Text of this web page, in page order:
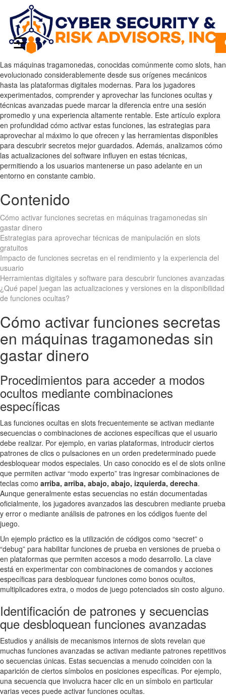
☰
Las máquinas tragamonedas, conocidas comúnmente como slots, han
evolucionado considerablemente desde sus orígenes mecánicos
hasta las plataformas digitales modernas. Para los jugadores
experimentados, comprender y aprovechar las funciones ocultas y
técnicas avanzadas puede marcar la diferencia entre una sesión
promedio y una experiencia altamente rentable. Este artículo explora
en profundidad cómo activar estas funciones, las estrategias para
aprovechar al máximo lo que ofrecen y las herramientas disponibles
para descubrir secretos mejor guardados. Además, analizamos cómo
las actualizaciones del software influyen en estas técnicas,
permitiendo a los usuarios mantenerse un paso adelante en un
entorno en constante cambio.
Contenido
Cómo activar funciones secretas en máquinas tragamonedas sin
gastar dinero
Estrategias para aprovechar técnicas de manipulación en slots
gratuitos
Impacto de funciones secretas en el rendimiento y la experiencia del
usuario
Herramientas digitales y software para descubrir funciones avanzadas
¿Qué papel juegan las actualizaciones y versiones en la disponibilidad
de funciones ocultas?
Cómo activar funciones secretas
en máquinas tragamonedas sin
gastar dinero
Procedimientos para acceder a modos
ocultos mediante combinaciones
específicas
Las funciones ocultas en slots frecuentemente se activan mediante
secuencias o combinaciones de acciones específicas que el usuario
debe realizar. Por ejemplo, en varias plataformas, introducir ciertos
patrones de clics o pulsaciones en un orden predeterminado puede
desbloquear modos especiales. Un caso conocido es el de slots online
que permiten activar “modo experto” tras ingresar combinaciones de
teclas como arriba, arriba, abajo, abajo, izquierda, derecha.
Aunque generalmente estas secuencias no están documentadas
oficialmente, los jugadores avanzados las descubren mediante prueba
y error o mediante análisis de patrones en los códigos fuente del
juego.
Un ejemplo práctico es la utilización de códigos como “secret” o
“debug” para habilitar funciones de prueba en versiones de prueba o
en plataformas que permiten accesos a modo desarrollo. La clave
está en experimentar con combinaciones de comandos y acciones
específicas para desbloquear funciones como bonos ocultos,
multiplicadores extra, o modos de juego potenciados sin costo alguno.
Identificación de patrones y secuencias
que desbloquean funciones avanzadas
Estudios y análisis de mecanismos internos de slots revelan que
muchas funciones avanzadas se activan mediante patrones repetitivos
o secuencias únicas. Estas secuencias a menudo coinciden con la
aparición de ciertos símbolos en posiciones específicas. Por ejemplo,
una secuencia que involucra hacer clic en un símbolo en particular
varias veces puede activar funciones ocultas.